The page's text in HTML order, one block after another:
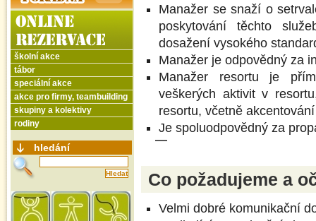
Manažer se snaží o
poskytování těchto
dosažení vysokého
Manažer je odpovědný za
Manažer resortu je
veškerých aktivit v
resortu, včetně
Je spoluodpovědný za
Co požadujeme a
Velmi dobré komunikační
školní akce
tábor
speciální akce
akce pro firmy, teambuilding
skupiny a kolektivy
rodiny
hledání